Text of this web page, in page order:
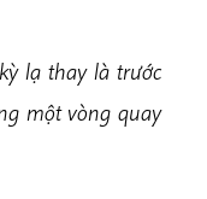
lạ thay là trước
một vòng quay